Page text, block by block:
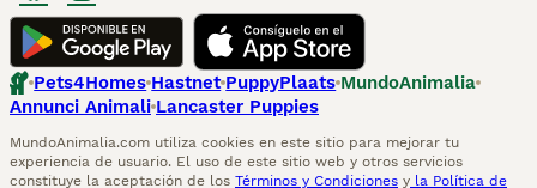
Pets4Homes Hastnet PuppyPlaats MundoAnimalia
Annunci Animali Lancaster Puppies
MundoAnimalia.com utiliza cookies en este sitio para mejorar tu
experiencia de usuario. El uso de este sitio web y otros servicios
constituye la aceptación de los Términos y Condiciones y la Política de